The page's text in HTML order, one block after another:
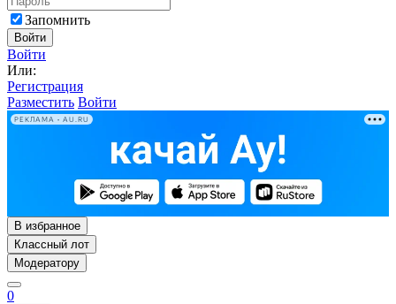
Запомнить
Войти
Войти
Или:
Регистрация
Разместить Войти
РЕКЛАМА • AU.RU
В избранное
Классный лот
Модератору
0